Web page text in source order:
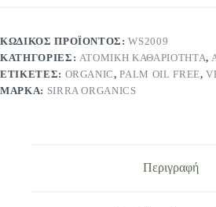
ΚΩΔΙΚΌΣ ΠΡΟΪΌΝΤΟΣ:WS2009
ΚΑΤΗΓΟΡΊΕΣ: ΑΤΟΜΙΚΉ ΚΑΘΑΡΙΌΤΗΤΑ,
ΕΤΙΚΈΤΕΣ: ORGANIC,PALM OIL FREE,
ΜΆΡΚΑ: SIRRA ORGANICS
Περιγραφή